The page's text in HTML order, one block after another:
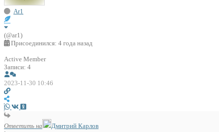
Ar1
(@ar1)
Присоединился: 4 года назад
Active Member
Записи: 4
2023-11-30 10:46
Ответить на Дмитрий Карлов